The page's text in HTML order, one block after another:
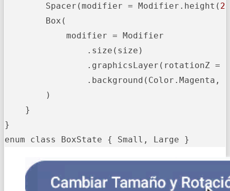
        Spacer(modifier = Modifier.height(
20
        Box(
            modifier = Modifier
                .size(size)
.graphicsLayer(rotationZ =
.background(Color.Magenta,
        )
    }
}
enum class BoxState { Small, Large }